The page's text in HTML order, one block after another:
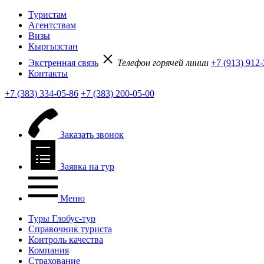
Туристам
Агентствам
Визы
Кыргызстан
Экстренная связь
Телефон горячей линии +7 (913)
Контакты
+7 (383) 334-05-86 +7 (383) 200-05-00
Заказать звонок
Заявка на тур
Меню
Туры Глобус-тур
Справочник туриста
Контроль качества
Компания
Страхование